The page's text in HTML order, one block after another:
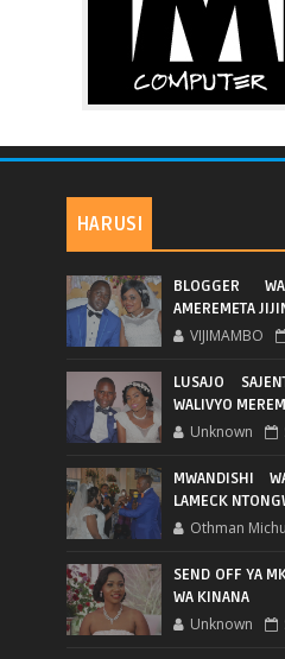
HARUSI
BLOGGER
AMEREMETA
VIJIMAMBO
LUSAJO
WALIVYO
Unknown
MWANDISHI
LAMECK
Othman
SEND OFF YA
WA KINANA
Unknown